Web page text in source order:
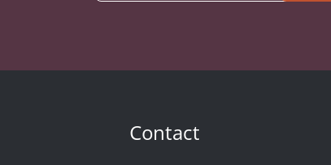
Contact